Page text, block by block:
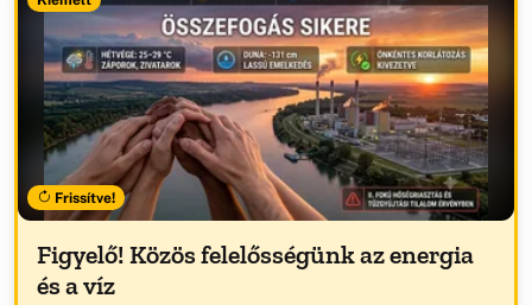
Frissítve!
Figyelő! Közös felelősségünk az energia
és a víz